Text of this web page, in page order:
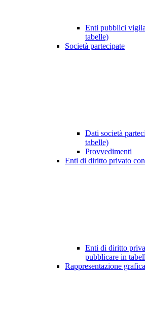
Enti pubblici
tabelle)
Società partecipate
Dati società
tabelle)
Provvedimenti
Enti di diritto privato
Enti di diritto
pubblicare in
Rappresentazione grafica